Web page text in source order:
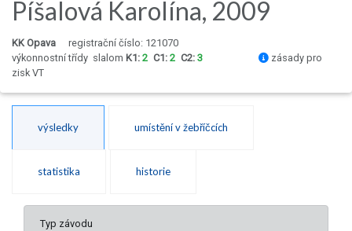
Píšalová Karolína, 2009
KK Opava
registrační číslo: 121070
výkonnostní třídy slalom K1: 2 C1: 2 C2: 3
zásady pro
zisk VT
výsledky umístění v žebříčcích
statistika historie
Typ závodu